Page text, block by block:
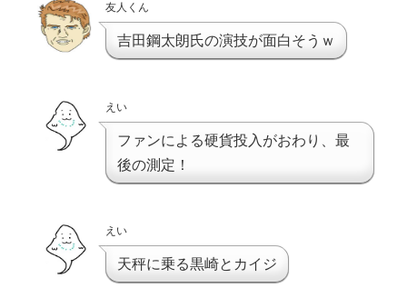
友人くん
吉田鋼太朗氏の演技が面白そうｗ
えい
ファンによる硬貨投入がおわり、最
後の測定！
えい
天秤に乗る黒崎とカイジ